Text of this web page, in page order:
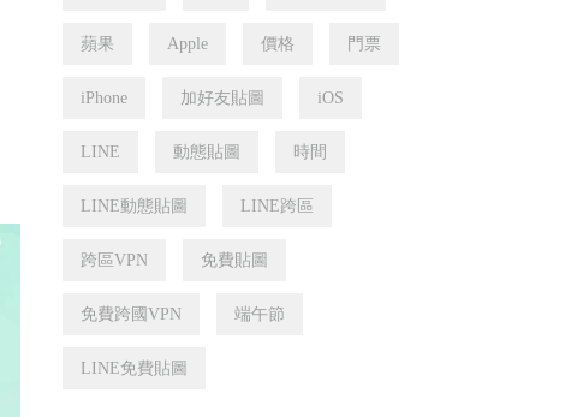
蘋果 Apple 價格 門票
iPhone 加好友貼圖 iOS
LINE 動態貼圖 時間
LINE動態貼圖 LINE跨區
跨區VPN 免費貼圖
免費跨國VPN 端午節
LINE免費貼圖